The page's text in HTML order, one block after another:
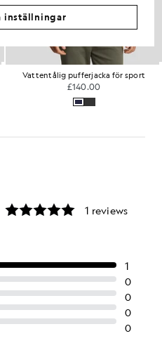
Vattentålig pufferjacka för sport
£140.00
inställningar